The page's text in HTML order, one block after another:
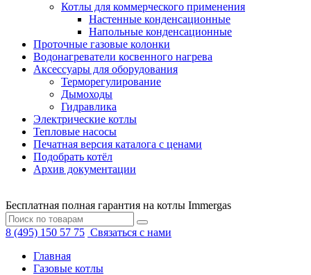
Котлы для коммерческого применения
Настенные конденсационные
Напольные конденсационные
Проточные газовые колонки
Водонагреватели косвенного нагрева
Аксессуары для оборудования
Терморегулирование
Дымоходы
Гидравлика
Электрические котлы
Тепловые насосы
Печатная версия каталога с ценами
Подобрать котёл
Архив документации
Бесплатная полная гарантия на котлы Immergas
8 (495) 150 57 75 Связаться с нами
Главная
Газовые котлы